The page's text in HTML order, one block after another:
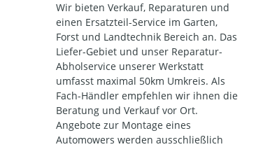
Wir bieten Verkauf, Reparaturen und
einen Ersatzteil-Service im Garten,
Forst und Landtechnik Bereich an. Das
Liefer-Gebiet und unser Reparatur-
Abholservice unserer Werkstatt
umfasst maximal 50km Umkreis. Als
Fach-Händler empfehlen wir ihnen die
Beratung und Verkauf vor Ort.
Angebote zur Montage eines
Automowers werden ausschließlich